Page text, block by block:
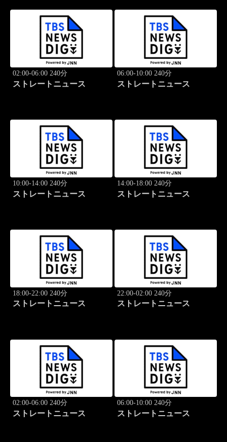
02:00-06:00 240分
ストレートニュース
06:00-10:00 240分
ストレートニュース
10:00-14:00 240分
ストレートニュース
14:00-18:00 240分
ストレートニュース
18:00-22:00 240分
ストレートニュース
22:00-02:00 240分
ストレートニュース
02:00-06:00 240分
ストレートニュース
06:00-10:00 240分
ストレートニュース